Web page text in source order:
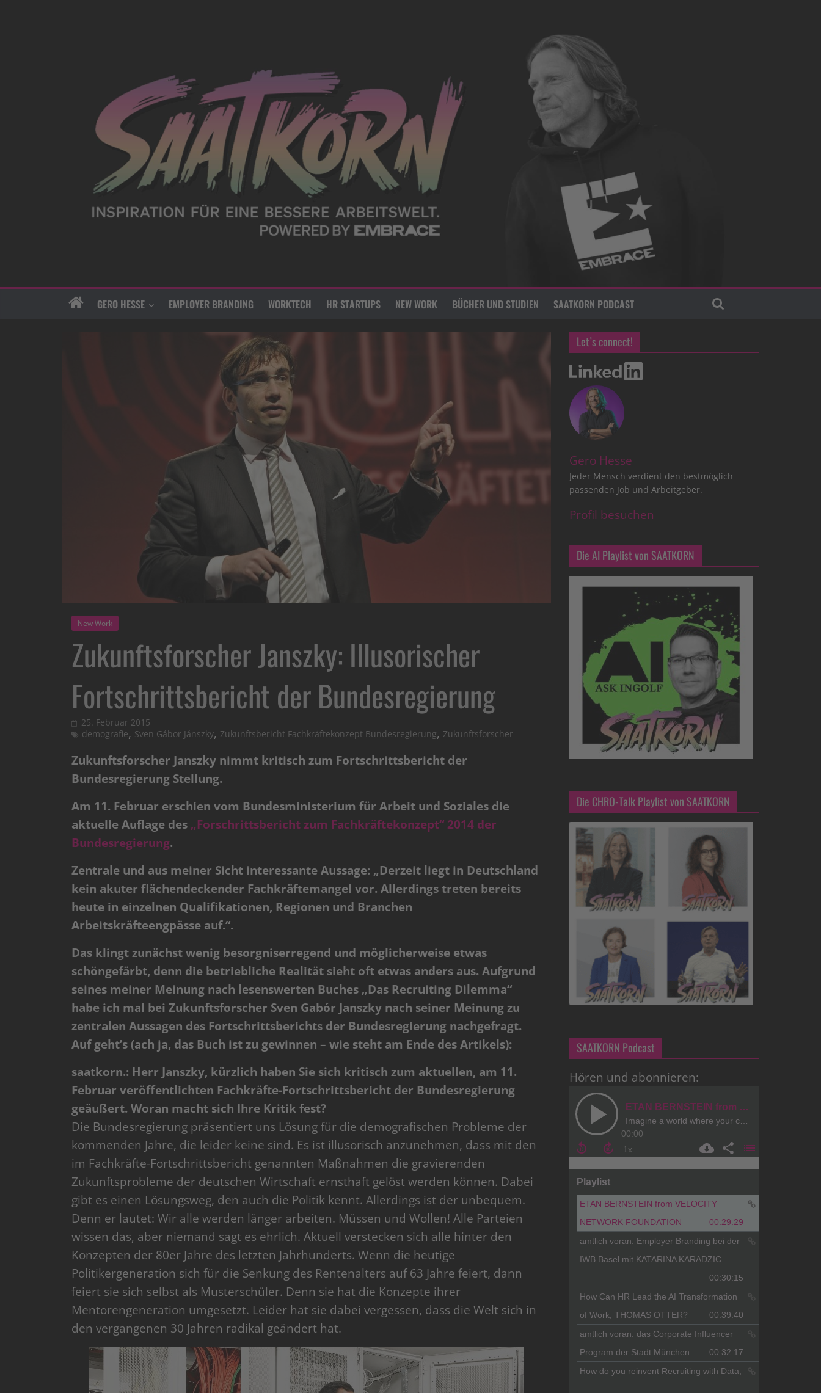
GERO HESSE EMPLOYER BRANDING WORKTECH HR STARTUPS NEW WORK BÜCHER UND STUDIEN SAATKORN PODCAST
New Work
Zukunftsforscher Janszky: Illusorischer
Fortschrittsbericht der Bundesregierung
25. Februar 2015
demografie, Sven Gábor Jánszky, Zukunftsbericht Fachkräftekonzept Bundesregierung, Zukunftsforscher
Zukunftsforscher Janszky nimmt kritisch zum Fortschrittsbericht der
Bundesregierung Stellung.
Am 11. Februar erschien vom Bundesministerium für Arbeit und Soziales die
aktuelle Auflage des „Forschrittsbericht zum Fachkräftekonzept“ 2014 der
Bundesregierung.
Zentrale und aus meiner Sicht interessante Aussage: „Derzeit liegt in Deutschland
kein akuter flächendeckender Fachkräftemangel vor. Allerdings treten bereits
heute in einzelnen Qualifikationen, Regionen und Branchen
Arbeitskräfteengpässe auf.“.
Das klingt zunächst wenig besorgniserregend und möglicherweise etwas
schöngefärbt, denn die betriebliche Realität sieht oft etwas anders aus. Aufgrund
seines meiner Meinung nach lesenswerten Buches „Das Recruiting Dilemma“
habe ich mal bei Zukunftsforscher Sven Gabór Janszky nach seiner Meinung zu
zentralen Aussagen des Fortschrittsberichts der Bundesregierung nachgefragt.
Auf geht’s (ach ja, das Buch ist zu gewinnen – wie steht am Ende des Artikels):
saatkorn.: Herr Janszky, kürzlich haben Sie sich kritisch zum aktuellen, am 11.
Februar veröffentlichten Fachkräfte-Fortschrittsbericht der Bundesregierung
geäußert. Woran macht sich Ihre Kritik fest?
Die Bundesregierung präsentiert uns Lösung für die demografischen Probleme der
kommenden Jahre, die leider keine sind. Es ist illusorisch anzunehmen, dass mit den
im Fachkräfte-Fortschrittsbericht genannten Maßnahmen die gravierenden
Zukunftsprobleme der deutschen Wirtschaft ernsthaft gelöst werden können. Dabei
gibt es einen Lösungsweg, den auch die Politik kennt. Allerdings ist der unbequem.
Denn er lautet: Wir alle werden länger arbeiten. Müssen und Wollen! Alle Parteien
wissen das, aber niemand sagt es ehrlich. Aktuell verstecken sich alle hinter den
Konzepten der 80er Jahre des letzten Jahrhunderts. Wenn die heutige
Politikergeneration sich für die Senkung des Rentenalters auf 63 Jahre feiert, dann
feiert sie sich selbst als Musterschüler. Denn sie hat die Konzepte ihrer
Mentorengeneration umgesetzt. Leider hat sie dabei vergessen, dass die Welt sich in
den vergangenen 30 Jahren radikal geändert hat.
Let’s connect!
Gero Hesse
Jeder Mensch verdient den bestmöglich
passenden Job und Arbeitgeber.
Profil besuchen
Die AI Playlist von SAATKORN
Die CHRO-Talk Playlist von SAATKORN
SAATKORN Podcast
Hören und abonnieren: